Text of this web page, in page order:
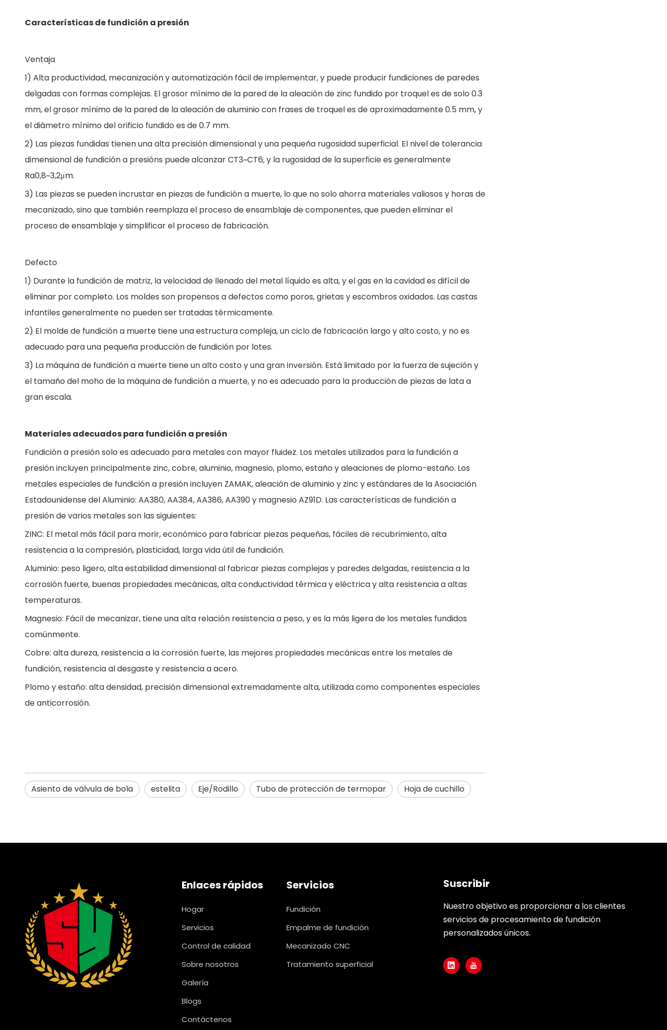
Características de fundición a presión
Ventaja
1) Alta productividad, mecanización y automatización fácil de implementar, y puede producir fundiciones de paredes
delgadas con formas complejas. El grosor mínimo de la pared de la aleación de zinc fundido por troquel es de solo 0.3
mm, el grosor mínimo de la pared de la aleación de aluminio con frases de troquel es de aproximadamente 0.5 mm, y
el diámetro mínimo del orificio fundido es de 0.7 mm.
2) Las piezas fundidas tienen una alta precisión dimensional y una pequeña rugosidad superficial. El nivel de tolerancia
dimensional de fundición a presións puede alcanzar CT3~CT6, y la rugosidad de la superficie es generalmente
Ra0,8~3,2μm.
3) Las piezas se pueden incrustar en piezas de fundición a muerte, lo que no solo ahorra materiales valiosos y horas de
mecanizado, sino que también reemplaza el proceso de ensamblaje de componentes, que pueden eliminar el
proceso de ensamblaje y simplificar el proceso de fabricación.
Defecto
1) Durante la fundición de matriz, la velocidad de llenado del metal líquido es alta, y el gas en la cavidad es difícil de
eliminar por completo. Los moldes son propensos a defectos como poros, grietas y escombros oxidados. Las castas
infantiles generalmente no pueden ser tratadas térmicamente.
2) El molde de fundición a muerte tiene una estructura compleja, un ciclo de fabricación largo y alto costo, y no es
adecuado para una pequeña producción de fundición por lotes.
3) La máquina de fundición a muerte tiene un alto costo y una gran inversión. Está limitado por la fuerza de sujeción y
el tamaño del moho de la máquina de fundición a muerte, y no es adecuado para la producción de piezas de lata a
gran escala.
Materiales adecuados para fundición a presión
Fundición a presión solo es adecuado para metales con mayor fluidez. Los metales utilizados para la fundición a
presión incluyen principalmente zinc, cobre, aluminio, magnesio, plomo, estaño y aleaciones de plomo-estaño. Los
metales especiales de fundición a presión incluyen ZAMAK, aleación de aluminio y zinc y estándares de la Asociación
Estadounidense del Aluminio: AA380, AA384, AA386, AA390 y magnesio AZ91D. Las características de fundición a
presión de varios metales son las siguientes:
ZINC: El metal más fácil para morir, económico para fabricar piezas pequeñas, fáciles de recubrimiento, alta
resistencia a la compresión, plasticidad, larga vida útil de fundición.
Aluminio: peso ligero, alta estabilidad dimensional al fabricar piezas complejas y paredes delgadas, resistencia a la
corrosión fuerte, buenas propiedades mecánicas, alta conductividad térmica y eléctrica y alta resistencia a altas
temperaturas.
Magnesio: Fácil de mecanizar, tiene una alta relación resistencia a peso, y es la más ligera de los metales fundidos
comúnmente.
Cobre: alta dureza, resistencia a la corrosión fuerte, las mejores propiedades mecánicas entre los metales de
fundición, resistencia al desgaste y resistencia a acero.
Plomo y estaño: alta densidad, precisión dimensional extremadamente alta, utilizada como componentes especiales
de anticorrosión.
Asiento de válvula de bola estelita Eje/Rodillo Tubo de protección de termopar Hoja de cuchillo
Enlaces rápidos
Hogar
Servicios
Control de calidad
Sobre nosotros
Galería
Blogs
Contáctenos
Servicios
Fundición
Empalme de fundición
Mecanizado CNC
Tratamiento superficial
Suscribir
Nuestro objetivo es proporcionar a los clientes
servicios de procesamiento de fundición
personalizados únicos.